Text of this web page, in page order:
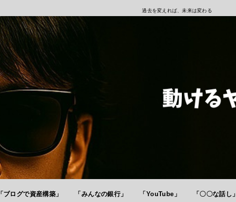
過去を変えれば、未来は変わる
「ブログで資産構築」 「みんなの銀行」 「YouTube」 「〇〇な話し」